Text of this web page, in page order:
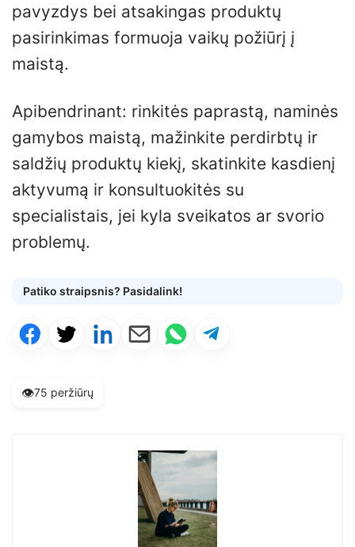
pavyzdys bei atsakingas produktų
pasirinkimas formuoja vaikų požiūrį į
maistą.
Apibendrinant: rinkitės paprastą, naminės
gamybos maistą, mažinkite perdirbtų ir
saldžių produktų kiekį, skatinkite kasdienį
aktyvumą ir konsultuokitės su
specialistais, jei kyla sveikatos ar svorio
problemų.
Patiko straipsnis? Pasidalink!
👁️75 peržiūrų